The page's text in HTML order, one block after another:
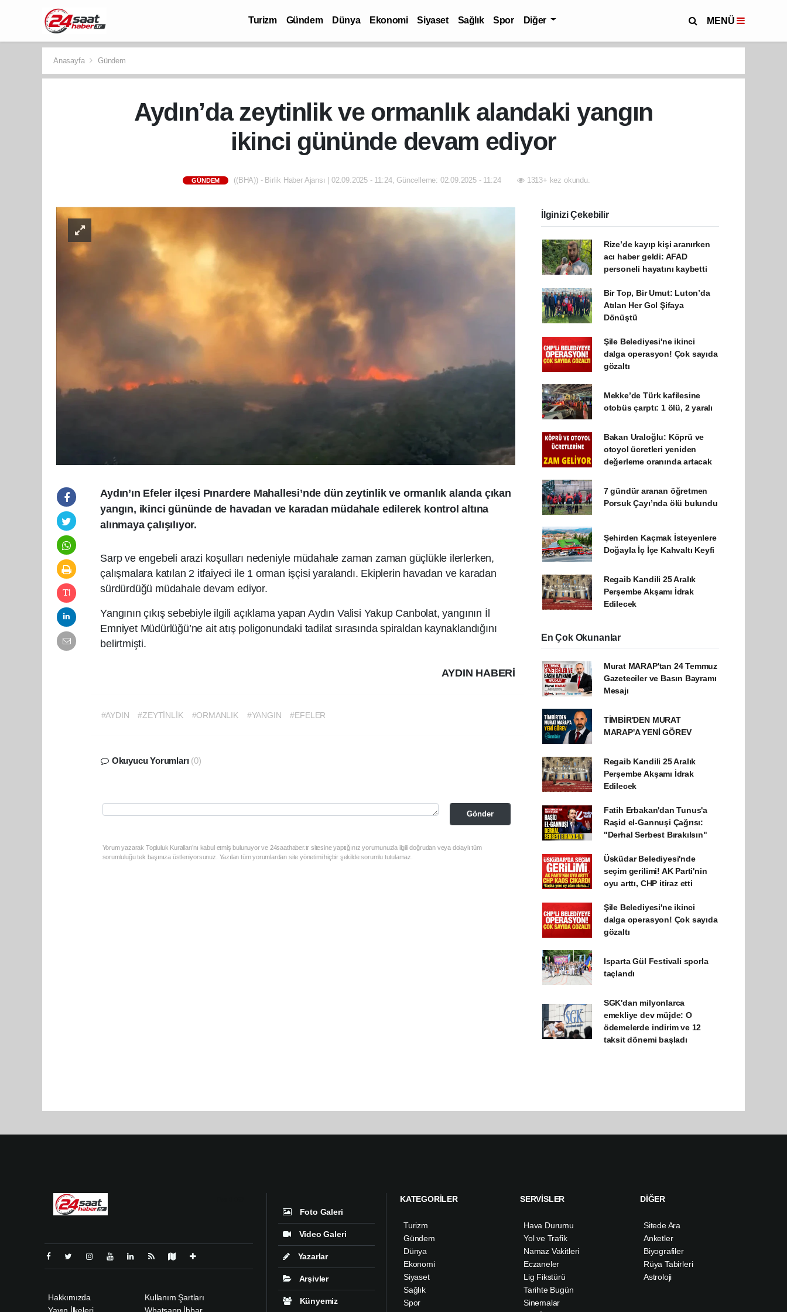
Turizm Gündem Dünya Ekonomi Siyaset Sağlık Spor Diğer MENÜ
Anasayfa Gündem
Aydın’da zeytinlik ve ormanlık alandaki yangın
ikinci gününde devam ediyor
GÜNDEM ((BHA)) - Birlik Haber Ajansı | 02.09.2025 - 11:24, Güncelleme: 02.09.2025 - 11:24 1313+ kez okundu.
Aydın’ın Efeler ilçesi Pınardere Mahallesi’nde dün zeytinlik ve ormanlık alanda çıkan
yangın, ikinci gününde de havadan ve karadan müdahale edilerek kontrol altına
alınmaya çalışılıyor.
Sarp ve engebeli arazi koşulları nedeniyle müdahale zaman zaman güçlükle ilerlerken,
çalışmalara katılan 2 itfaiyeci ile 1 orman işçisi yaralandı. Ekiplerin havadan ve karadan
sürdürdüğü müdahale devam ediyor.
Yangının çıkış sebebiyle ilgili açıklama yapan Aydın Valisi Yakup Canbolat, yangının İl
Emniyet Müdürlüğü’ne ait atış poligonundaki tadilat sırasında spiraldan kaynaklandığını
belirtmişti.
AYDIN HABERİ
#AYDIN #ZEYTİNLİK #ORMANLIK #YANGIN #EFELER
Okuyucu Yorumları (0)
Gönder
Yorum yazarak Topluluk Kuralları’nı kabul etmiş bulunuyor ve 24saathaber.tr sitesine yaptığınız yorumunuzla ilgili doğrudan veya dolaylı tüm
sorumluluğu tek başınıza üstleniyorsunuz. Yazılan tüm yorumlardan site yönetimi hiçbir şekilde sorumlu tutulamaz.
İlginizi Çekebilir
Rize’de kayıp kişi aranırken
acı haber geldi: AFAD
personeli hayatını kaybetti
Bir Top, Bir Umut: Luton’da
Atılan Her Gol Şifaya
Dönüştü
Şile Belediyesi'ne ikinci
dalga operasyon! Çok sayıda
gözaltı
Mekke’de Türk kafilesine
otobüs çarptı: 1 ölü, 2 yaralı
Bakan Uraloğlu: Köprü ve
otoyol ücretleri yeniden
değerleme oranında artacak
7 gündür aranan öğretmen
Porsuk Çayı’nda ölü bulundu
Şehirden Kaçmak İsteyenlere
Doğayla İç İçe Kahvaltı Keyfi
Regaib Kandili 25 Aralık
Perşembe Akşamı İdrak
Edilecek
En Çok Okunanlar
Murat MARAP'tan 24 Temmuz
Gazeteciler ve Basın Bayramı
Mesajı
TİMBİR'DEN MURAT
MARAP'A YENİ GÖREV
Regaib Kandili 25 Aralık
Perşembe Akşamı İdrak
Edilecek
Fatih Erbakan'dan Tunus'a
Raşid el-Gannuşi Çağrısı:
"Derhal Serbest Bırakılsın"
Üsküdar Belediyesi'nde
seçim gerilimi! AK Parti'nin
oyu arttı, CHP itiraz etti
Şile Belediyesi'ne ikinci
dalga operasyon! Çok sayıda
gözaltı
Isparta Gül Festivali sporla
taçlandı
SGK'dan milyonlarca
emekliye dev müjde: O
ödemelerde indirim ve 12
taksit dönemi başladı
Hakkımızda
Kullanım Şartları
Foto Galeri
Video Galeri
Yazarlar
Arşivler
Künyemiz
KATEGORİLER
Turizm
Gündem
Dünya
Ekonomi
Siyaset
Sağlık
Spor
SERVİSLER
Hava Durumu
Yol ve Trafik
Namaz Vakitleri
Eczaneler
Lig Fikstürü
Tarihte Bugün
Sinemalar
DİĞER
Sitede Ara
Anketler
Biyografiler
Rüya Tabirleri
Astroloji